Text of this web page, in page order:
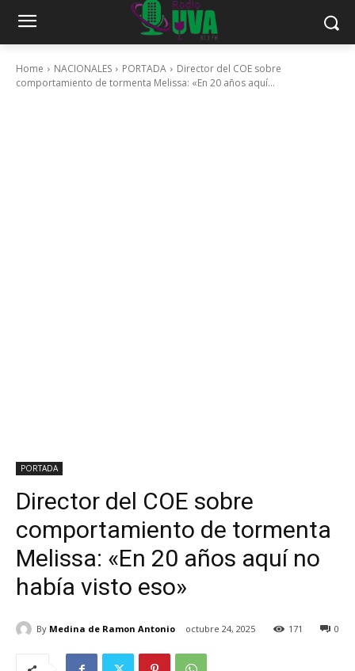
Home NACIONALES PORTADA
Director del COE sobre
comportamiento de tormenta Melissa: «En 20 años aquí...
PORTADA
Director del COE sobre
comportamiento de tormenta
Melissa: «En 20 años aquí no
había visto eso»
By Medina de Ramon Antonio octubre 24, 2025 0
171